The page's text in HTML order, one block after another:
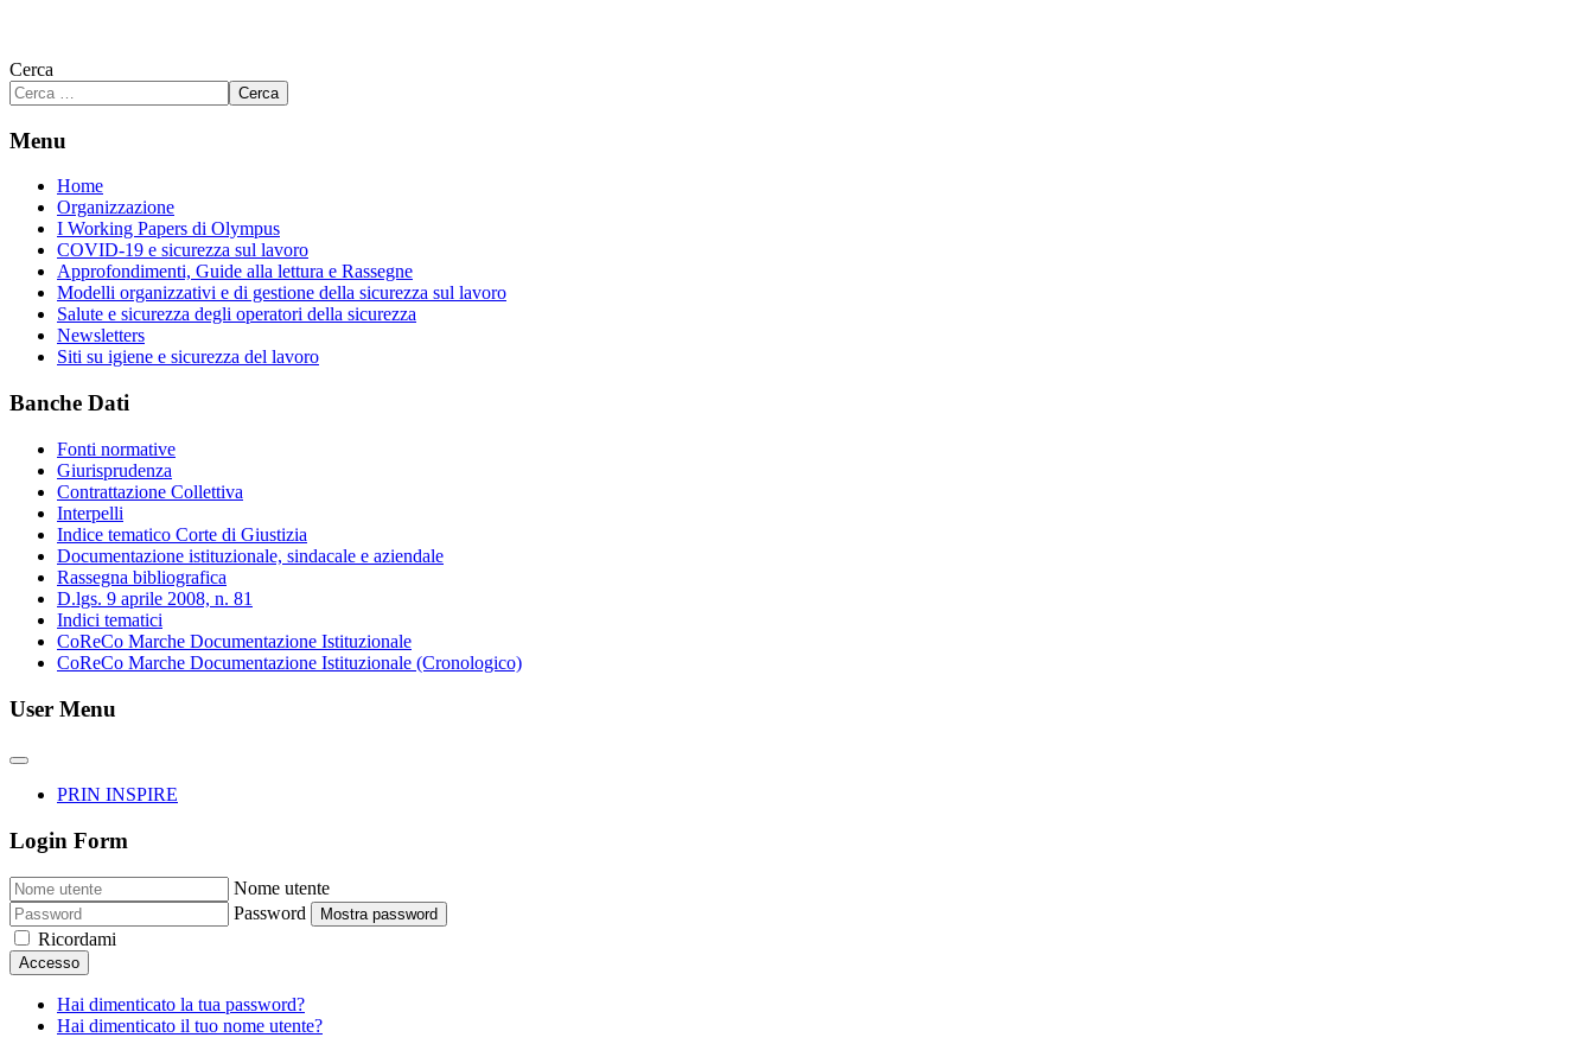
Cerca
Cerca
Menu
Home
Organizzazione
I Working Papers di Olympus
COVID-19 e sicurezza sul lavoro
Approfondimenti, Guide alla lettura e Rassegne
Modelli organizzativi e di gestione della sicurezza sul lavoro
Salute e sicurezza degli operatori della sicurezza
Newsletters
Siti su igiene e sicurezza del lavoro
Banche Dati
Fonti normative
Giurisprudenza
Contrattazione Collettiva
Interpelli
Indice tematico Corte di Giustizia
Documentazione istituzionale, sindacale e aziendale
Rassegna bibliografica
D.lgs. 9 aprile 2008, n. 81
Indici tematici
CoReCo Marche Documentazione Istituzionale
CoReCo Marche Documentazione Istituzionale (Cronologico)
User Menu
PRIN INSPIRE
Login Form
Nome utente
Password
Mostra password
Ricordami
Accesso
Hai dimenticato la tua password?
Hai dimenticato il tuo nome utente?